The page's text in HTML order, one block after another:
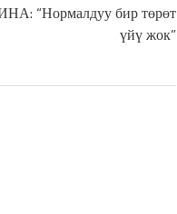
“Нормалдуу бир төрөт
үйү жок”